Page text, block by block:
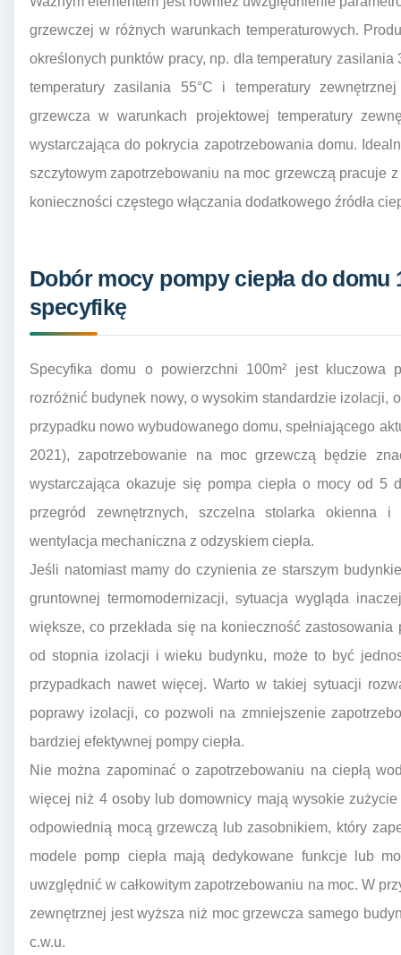
grzewczej w różnych warunkach temperaturowych.
określonych punktów pracy, np. dla temperatury zasilania
temperatury zasilania 55°C i temperatury
grzewcza w warunkach projektowej temperatury
wystarczająca do pokrycia zapotrzebowania domu.
szczytowym zapotrzebowaniu na moc grzewczą pracuje
konieczności częstego włączania dodatkowego źródła
Dobór mocy pompy ciepła do
specyfikę
Specyfika domu o powierzchni 100m² jest kluczowa
rozróżnić budynek nowy, o wysokim standardzie izolacji,
przypadku nowo wybudowanego domu, spełniającego
2021), zapotrzebowanie na moc grzewczą będzie
wystarczająca okazuje się pompa ciepła o mocy od 5
przegród zewnętrznych, szczelna stolarka okienna
wentylacja mechaniczna z odzyskiem ciepła.
Jeśli natomiast mamy do czynienia ze starszym
gruntownej termomodernizacji, sytuacja wygląda
większe, co przekłada się na konieczność
od stopnia izolacji i wieku budynku, może to być
przypadkach nawet więcej. Warto w takiej sytuacji
poprawy izolacji, co pozwoli na zmniejszenie
bardziej efektywnej pompy ciepła.
Nie można zapominać o zapotrzebowaniu na ciepłą
więcej niż 4 osoby lub domownicy mają wysokie zużycie
odpowiednią mocą grzewczą lub zasobnikiem, który
modele pomp ciepła mają dedykowane funkcje lub
uwzględnić w całkowitym zapotrzebowaniu na moc. W
zewnętrznej jest wyższa niż moc grzewcza samego
c.w.u.